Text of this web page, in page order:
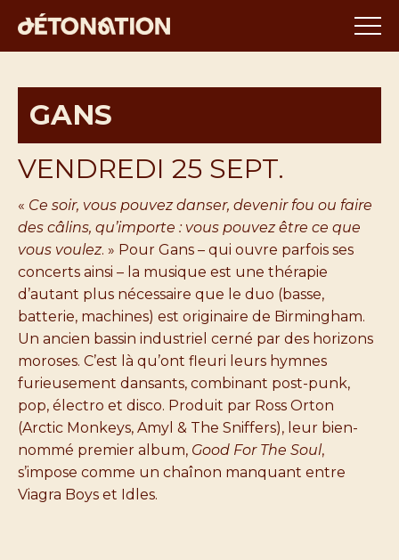
GANS
VENDREDI 25 SEPT.
« Ce soir, vous pouvez danser, devenir fou ou faire
des câlins, qu’importe : vous pouvez être ce que
vous voulez. » Pour Gans – qui ouvre parfois ses
concerts ainsi – la musique est une thérapie
d’autant plus nécessaire que le duo (basse,
batterie, machines) est originaire de Birmingham.
Un ancien bassin industriel cerné par des horizons
moroses. C’est là qu’ont fleuri leurs hymnes
furieusement dansants, combinant post-punk,
pop, électro et disco. Produit par Ross Orton
(Arctic Monkeys, Amyl & The Sniffers), leur bien-
nommé premier album, Good For The Soul,
s’impose comme un chaînon manquant entre
Viagra Boys et Idles.